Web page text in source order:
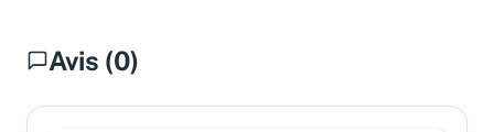
Avis (0)